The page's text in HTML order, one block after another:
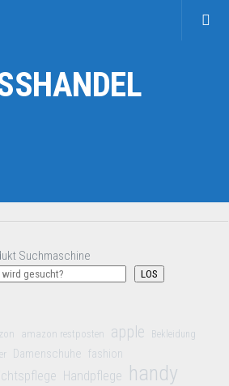
Suchmaschine
LOS
amazon restposten apple Bekleidung
Damenschuhe fashion
Handpflege handy